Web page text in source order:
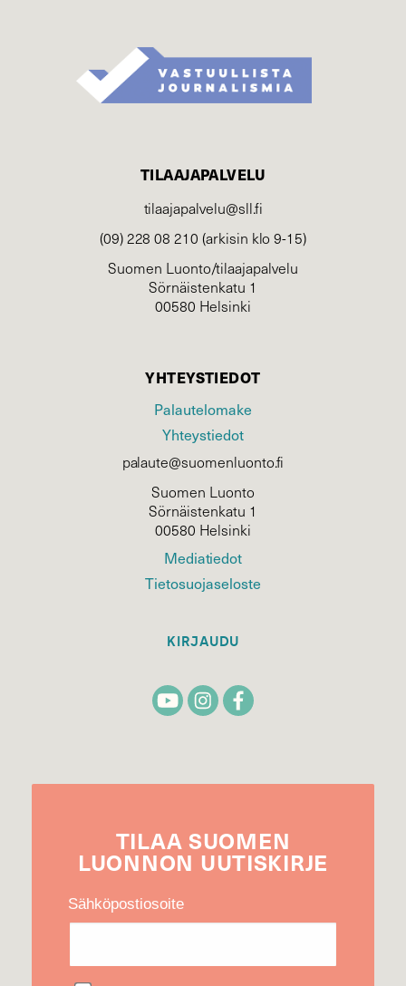
TILAAJAPALVELU
tilaajapalvelu@sll.fi
(09) 228 08 210 (arkisin klo 9-15)
Suomen Luonto/tilaajapalvelu
Sörnäistenkatu 1
00580 Helsinki
YHTEYSTIEDOT
Palautelomake
Yhteystiedot
palaute@suomenluonto.fi
Suomen Luonto
Sörnäistenkatu 1
00580 Helsinki
Mediatiedot
Tietosuojaseloste
KIRJAUDU
TILAA SUOMEN
LUONNON UUTIS­KIRJE
Sähköpostiosoite